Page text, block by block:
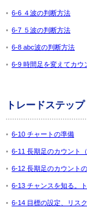
6-6 ４波の判断方法
6-7 ５波の判断方法
6-8 abc波の判断方法
6-9 時間足を変えてカウ
トレードステップ
6-10 チャートの準備
6-11 長期足のカウント
6-12 長期足のカウント
6-13 チャンスを知る。
6-14 目標の設定、リス